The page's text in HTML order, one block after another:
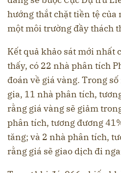
hướng thắt chặt tiền tệ
một môi trường đầy thách
Kết quả khảo sát mới nhất
thấy, có 22 nhà phân tích
đoán về giá vàng. Trong
gia, 11 nhà phân tích,
rằng giá vàng sẽ giảm
phân tích, tương đương
tăng; và 2 nhà phân tích,
rằng giá sẽ giao dịch đi